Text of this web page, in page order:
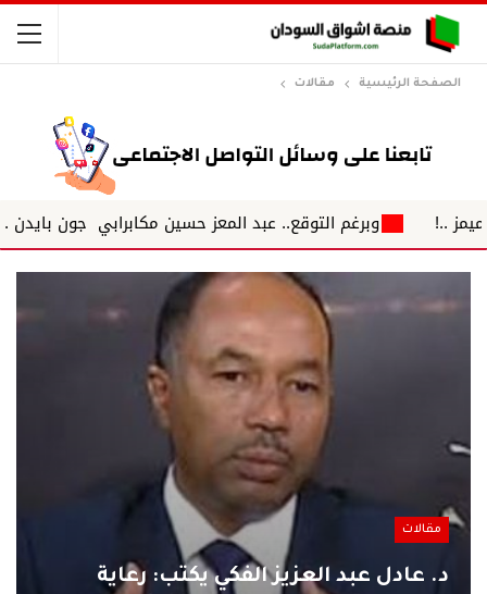
الصفحة الرئيسية مقالات
وبرغم التوقع.. عبد المعز حسين مكابرابي جون بايدن ...بين
مقالات
د. عادل عبد العزيز الفكي يكتب: رعاية